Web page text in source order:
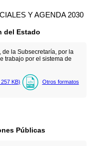
Y AGENDA 2030
del Estado
la Subsecretaría, por la
trabajo por el sistema de
257 KB) Otros formatos
Públicas